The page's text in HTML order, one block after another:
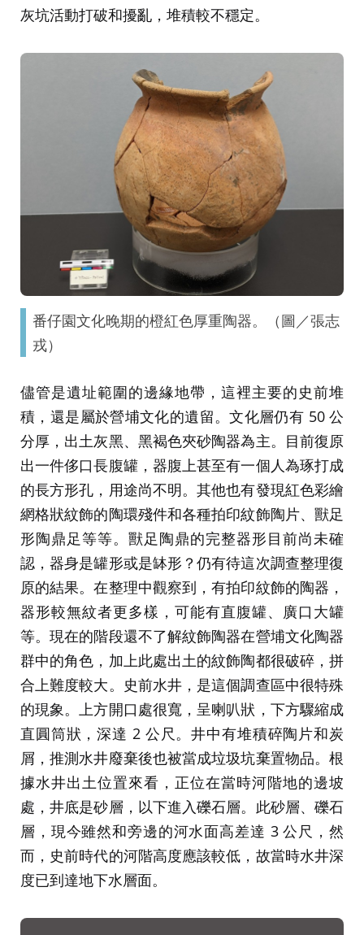
灰坑活動打破和擾亂，堆積較不穩定。
番仔園文化晚期的橙紅色厚重陶器。（圖／張志
戎）
儘管是遺址範圍的邊緣地帶，這裡主要的史前堆
積，還是屬於營埔文化的遺留。文化層仍有 50 公
分厚，出土灰黑、黑褐色夾砂陶器為主。目前復原
出一件侈口長腹罐，器腹上甚至有一個人為琢打成
的長方形孔，用途尚不明。其他也有發現紅色彩繪
網格狀紋飾的陶環殘件和各種拍印紋飾陶片、獸足
形陶鼎足等等。獸足陶鼎的完整器形目前尚未確
認，器身是罐形或是缽形？仍有待這次調查整理復
原的結果。在整理中觀察到，有拍印紋飾的陶器，
器形較無紋者更多樣，可能有直腹罐、廣口大罐
等。現在的階段還不了解紋飾陶器在營埔文化陶器
群中的角色，加上此處出土的紋飾陶都很破碎，拼
合上難度較大。史前水井，是這個調查區中很特殊
的現象。上方開口處很寬，呈喇叭狀，下方驟縮成
直圓筒狀，深達 2 公尺。井中有堆積碎陶片和炭
屑，推測水井廢棄後也被當成垃圾坑棄置物品。根
據水井出土位置來看，正位在當時河階地的邊坡
處，井底是砂層，以下進入礫石層。此砂層、礫石
層，現今雖然和旁邊的河水面高差達 3 公尺，然
而，史前時代的河階高度應該較低，故當時水井深
度已到達地下水層面。